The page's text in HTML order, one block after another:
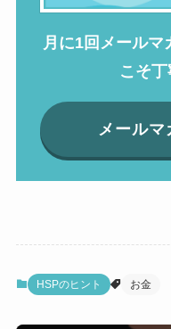
月に1回メールマ
こそ丁
メール
HSPのヒント お金